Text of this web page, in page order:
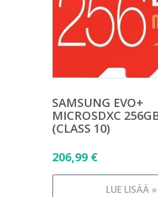
SAMSUNG EVO+
MICROSDXC
(CLASS 10)
206,99 €
LUE LISÄÄ »